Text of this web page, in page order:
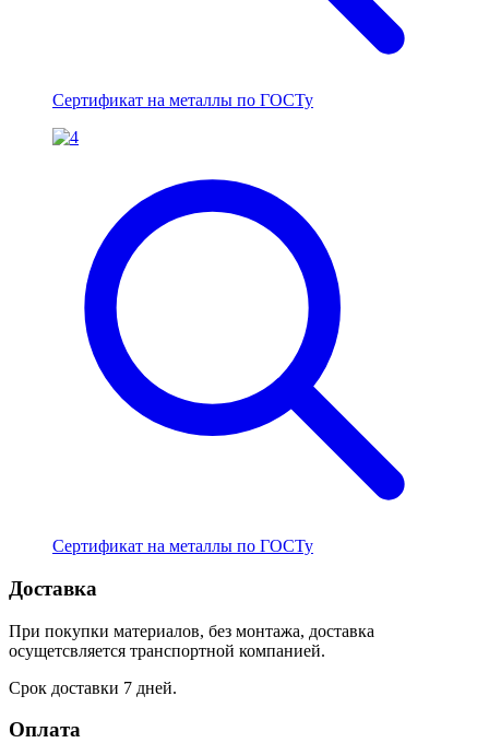
Сертификат на металлы по ГОСТу
Сертификат на металлы по ГОСТу
Доставка
При покупки материалов, без монтажа, доставка
осущетсвляется транспортной компанией.
Срок доставки 7 дней.
Оплата